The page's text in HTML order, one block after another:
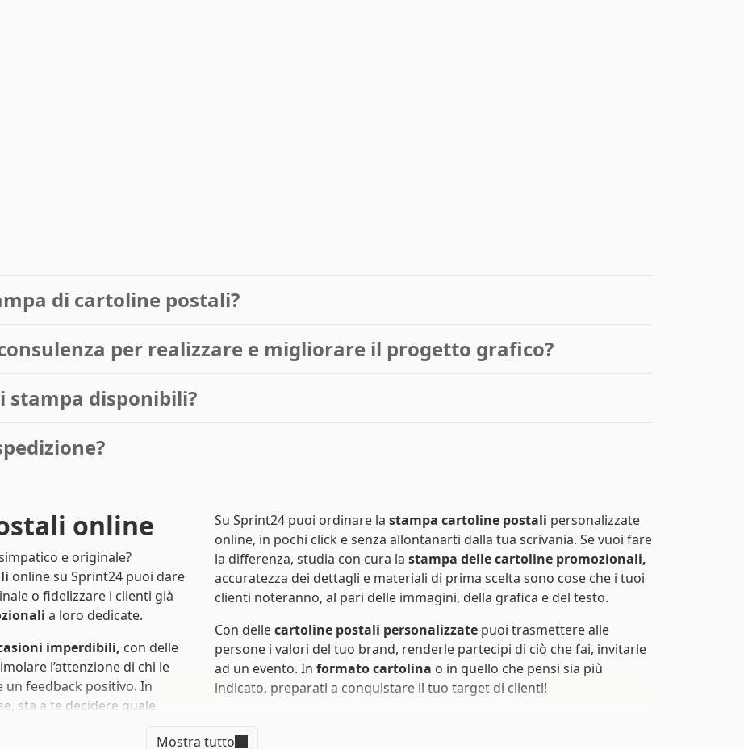
di cartoline postali?
per realizzare e migliorare il progetto grafico?
stampa disponibili?
online
e originale?
online su Sprint24 puoi dare
o fidelizzare i clienti già
a loro dedicate.
imperdibili, con delle
l’attenzione di chi le
un feedback positivo. In
sta a te decidere quale
Su Sprint24 puoi ordinare la stampa cartoline postali personalizzate
online, in pochi click e senza allontanarti dalla tua scrivania. Se vuoi fare
la differenza, studia con cura la stampa delle cartoline promozionali,
accuratezza dei dettagli e materiali di prima scelta sono cose che i tuoi
clienti noteranno, al pari delle immagini, della grafica e del testo.
Con dellecartoline postali personalizzate puoi trasmettere alle
persone i valori del tuo brand, renderle partecipi di ciò che fai, invitarle
ad un evento. In formato cartolina o in quello che pensi sia più
indicato, preparati a conquistare il tuo target di clienti!
Mostra tutto